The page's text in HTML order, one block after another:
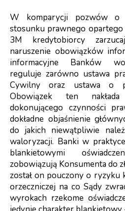
W komparycji pozwów o
stosunku prawnego
3M kredytobiorcy
naruszenie obowiązków
informacyjne Banków
reguluje zarówno ustawa
Cywilny oraz ustawa o
Obowiązek ten
dokonującego czynności
dokładne objaśnienie
do jakich niewątpliwie
waloryzacji. Banki w
blankietowymi
zobowiązują Konsumenta do
został on pouczony o
orzeczniczej na co Sądy
wyrokach rzekome